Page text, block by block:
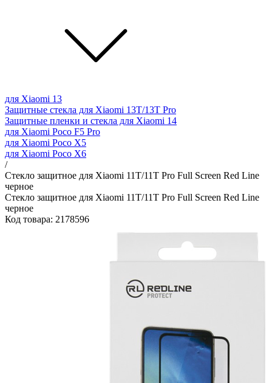
для Xiaomi 13
Защитные стекла для Xiaomi 13T/13T Pro
Защитные пленки и стекла для Xiaomi 14
для Xiaomi Poco F5 Pro
для Xiaomi Poco X5
для Xiaomi Poco X6
/
Стекло защитное для Xiaomi 11T/11T Pro Full Screen Red Line
черное
Стекло защитное для Xiaomi 11T/11T Pro Full Screen Red Line
черное
Код товара: 2178596